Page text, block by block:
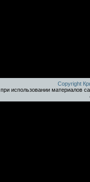
Copyright
при использовании материалов